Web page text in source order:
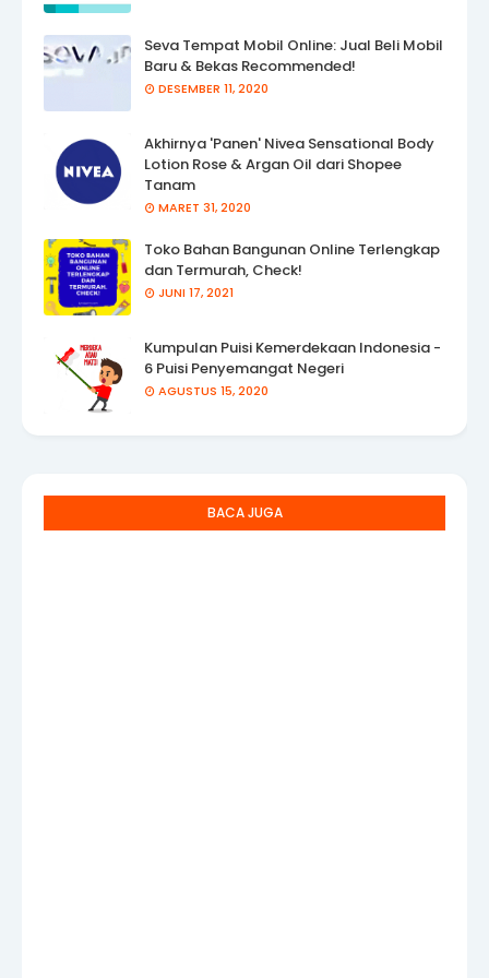
Seva Tempat Mobil Online: Jual Beli Mobil
Baru & Bekas Recommended!
DESEMBER 11, 2020
Akhirnya 'Panen' Nivea Sensational Body
Lotion Rose & Argan Oil dari Shopee
Tanam
MARET 31, 2020
Toko Bahan Bangunan Online Terlengkap
dan Termurah, Check!
JUNI 17, 2021
Kumpulan Puisi Kemerdekaan Indonesia -
6 Puisi Penyemangat Negeri
AGUSTUS 15, 2020
BACA JUGA